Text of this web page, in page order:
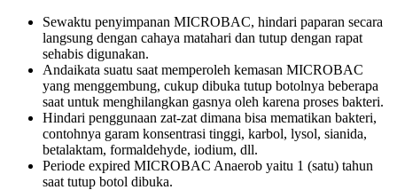
Sewaktu penyimpanan MICROBAC, hindari paparan secara
langsung dengan cahaya matahari dan tutup dengan rapat
sehabis digunakan.
Andaikata suatu saat memperoleh kemasan MICROBAC
yang menggembung, cukup dibuka tutup botolnya beberapa
saat untuk menghilangkan gasnya oleh karena proses bakteri.
Hindari penggunaan zat-zat dimana bisa mematikan bakteri,
contohnya garam konsentrasi tinggi, karbol, lysol, sianida,
betalaktam, formaldehyde, iodium, dll.
Periode expired MICROBAC Anaerob yaitu 1 (satu) tahun
saat tutup botol dibuka.